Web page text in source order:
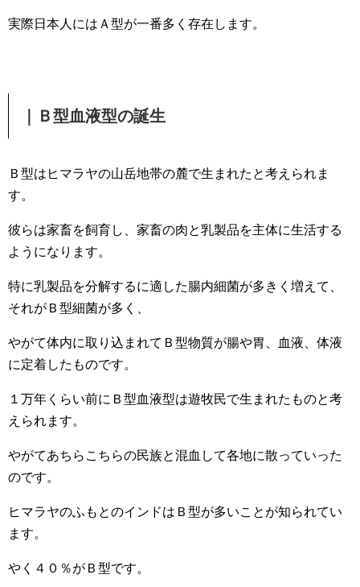
実際日本人にはＡ型が一番多く存在します。
｜Ｂ型血液型の誕生
Ｂ型はヒマラヤの山岳地帯の麓で生まれたと考えられま
す。
彼らは家畜を飼育し、家畜の肉と乳製品を主体に生活する
ようになります。
特に乳製品を分解するに適した腸内細菌が多きく増えて、
それがＢ型細菌が多く、
やがて体内に取り込まれてＢ型物質が腸や胃、血液、体液
に定着したものです。
１万年くらい前にＢ型血液型は遊牧民で生まれたものと考
えられます。
やがてあちらこちらの民族と混血して各地に散っていった
のです。
ヒマラヤのふもとのインドはＢ型が多いことが知られてい
ます。
やく４０％がＢ型です。